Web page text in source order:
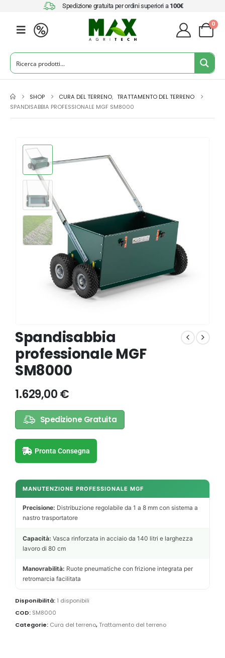
Spedizione gratuita per ordini superiori a 100€
0
SHOP CURA DEL TERRENO, TRATTAMENTO DEL TERRENO
SPANDISABBIA PROFESSIONALE MGF SM8000
Spandisabbia
professionale MGF
SM8000
1.629,00€
Spedizione Gratuita
Pronta Consegna
MANUTENZIONE PROFESSIONALE MGF
Precisione: Distribuzione regolabile da 1 a 8 mm con sistema a
nastro trasportatore
Capacità: Vasca rinforzata in acciaio da 140 litri e larghezza
lavoro di 80 cm
Manovrabilità: Ruote pneumatiche con frizione integrata per
retromarcia facilitata
Disponibilità: 1 disponibili
COD: SM8000
Categorie: Cura del terreno,Trattamento del terreno